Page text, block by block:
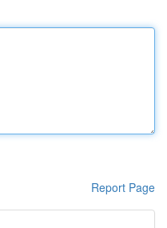
Report Page